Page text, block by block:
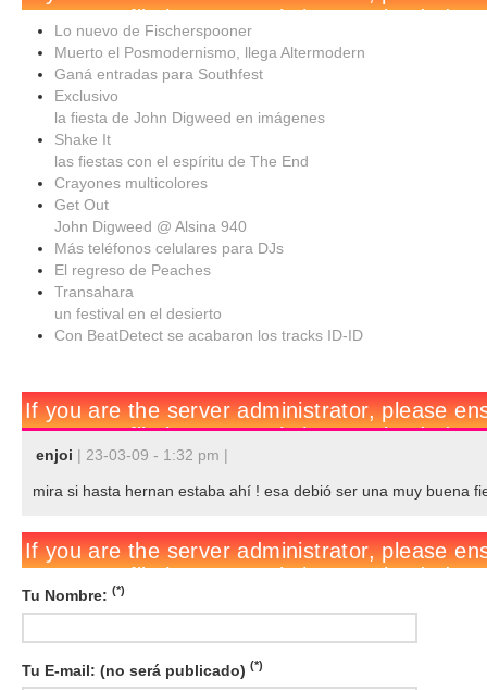
Lo nuevo de Fischerspooner
Muerto el Posmodernismo, llega Altermodern
Ganá entradas para Southfest
Exclusivo
la fiesta de John Digweed en imágenes
Shake It
las fiestas con el espíritu de The End
Crayones multicolores
Get Out
John Digweed @ Alsina 940
Más teléfonos celulares para DJs
El regreso de Peaches
Transahara
un festival en el desierto
Con BeatDetect se acabaron los tracks ID-ID
enjoi | 23-03-09 - 1:32 pm |
mira si hasta hernan estaba ahí ! esa debió ser una muy buena
Tu Nombre: (*)
Tu E-mail: (no será publicado) (*)